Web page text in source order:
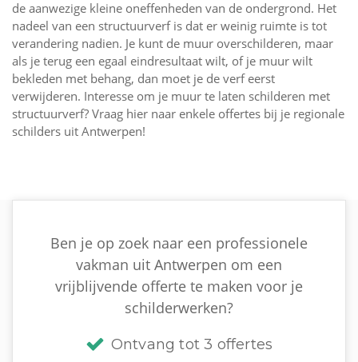
de aanwezige kleine oneffenheden van de ondergrond. Het
nadeel van een structuurverf is dat er weinig ruimte is tot
verandering nadien. Je kunt de muur overschilderen, maar
als je terug een egaal eindresultaat wilt, of je muur wilt
bekleden met behang, dan moet je de verf eerst
verwijderen. Interesse om je muur te laten schilderen met
structuurverf? Vraag hier naar enkele offertes bij je regionale
schilders uit Antwerpen!
Ben je op zoek naar een professionele
vakman uit Antwerpen om een
vrijblijvende offerte te maken voor je
schilderwerken?
Ontvang tot 3 offertes